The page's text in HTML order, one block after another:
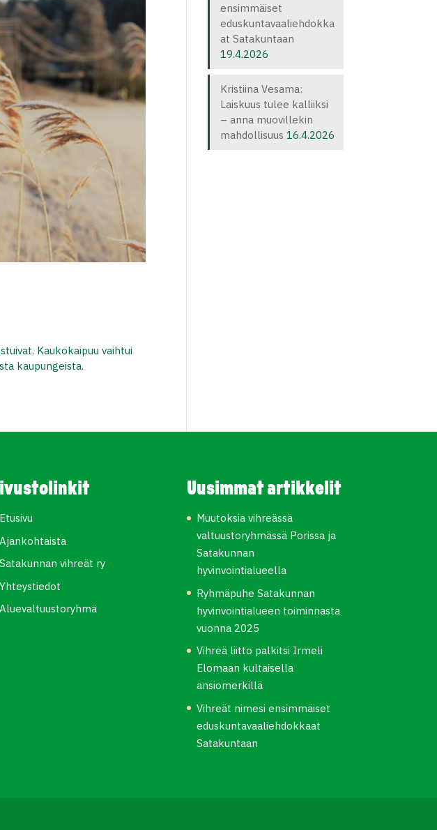
Kaukokaipuu vaihtui
kaupungeista.
ensimmäiset
eduskuntavaaliehdokka
at Satakuntaan
19.4.2026
Kristiina Vesama:
Laiskuus tulee kalliiksi
– anna muovillekin
mahdollisuus 16.4.2026
Etusivu
Ajankohtaista
Satakunnan vihreät ry
Yhteystiedot
Aluevaltuustoryhmä
Uusimmat artikkelit
Muutoksia vihreässä
valtuustoryhmässä Porissa ja
Satakunnan
hyvinvointialueella
Ryhmäpuhe Satakunnan
hyvinvointialueen toiminnasta
vuonna 2025
Vihreä liitto palkitsi Irmeli
Elomaan kultaisella
ansiomerkillä
Vihreät nimesi ensimmäiset
eduskuntavaaliehdokkaat
Satakuntaan